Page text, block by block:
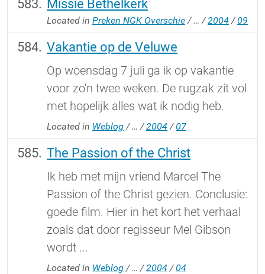
Missie Bethelkerk
Located in Preken NGK Overschie /… /2004 /09
Vakantie op de Veluwe
Op woensdag 7 juli ga ik op vakantie
voor zo'n twee weken. De rugzak zit vol
met hopelijk alles wat ik nodig heb.
Located in Weblog /… /2004 /07
The Passion of the Christ
Ik heb met mijn vriend Marcel The
Passion of the Christ gezien. Conclusie:
goede film. Hier in het kort het verhaal
zoals dat door regisseur Mel Gibson
wordt ...
Located in Weblog /… /2004 /04